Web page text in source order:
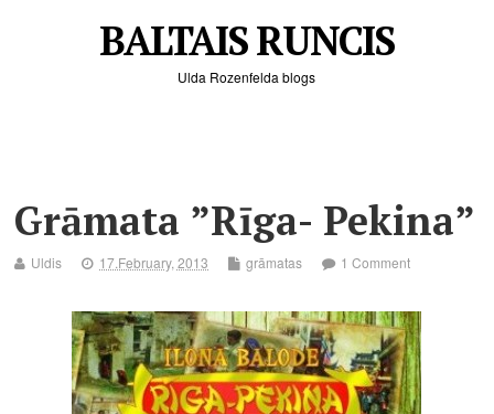
BALTAIS RUNCIS
Ulda Rozenfelda blogs
Grāmata ”Rīga- Pekina”
Uldis 17.February, 2013 grāmatas 1 Comment